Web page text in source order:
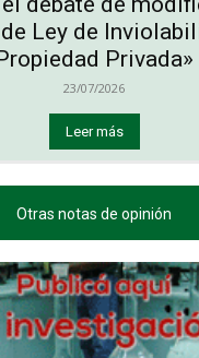
Ley de
Privada»
23/07/2026
Leer más
Otras notas de opinión